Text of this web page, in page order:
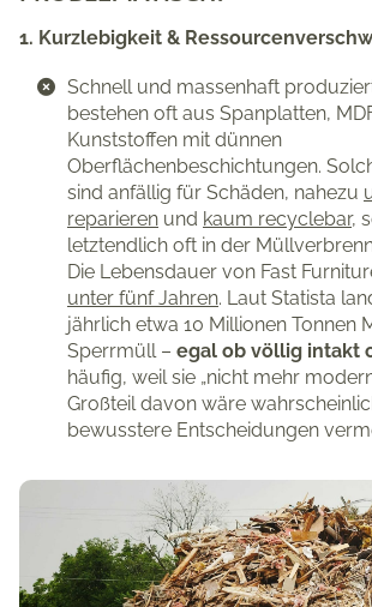
1. Kurzlebigkeit &
Schnell und massenhaft
bestehen oft aus Spanplatten,
Kunststoffen mit dünnen
Oberflächenbeschichtungen.
sind anfällig für Schäden, nahezu
reparieren und kaum recyclebar,
letztendlich oft in der
Die Lebensdauer von Fast
unter fünf Jahren. Laut Statista
jährlich etwa 10 Millionen Tonnen
Sperrmüll – egal ob völlig intakt
häufig, weil sie „nicht mehr
Großteil davon wäre
bewusstere Entscheidungen